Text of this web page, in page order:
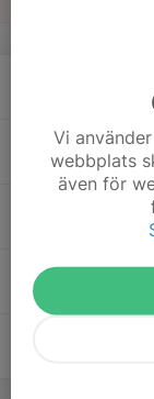
Tor
Vi
webbplats
även för